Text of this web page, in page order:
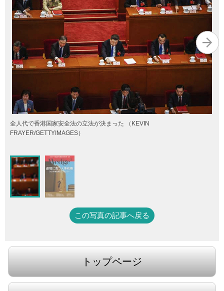
全人代で香港国家安全法の立法が決まった （KEVIN
FRAYER/GETTYIMAGES）
この写真の記事へ戻る
トップページ